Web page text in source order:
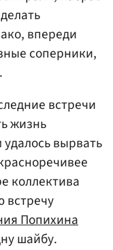
впереди
соперники,
встречи
жизнь
вырвать
коллектива
встречу
Попихина
шайбу.